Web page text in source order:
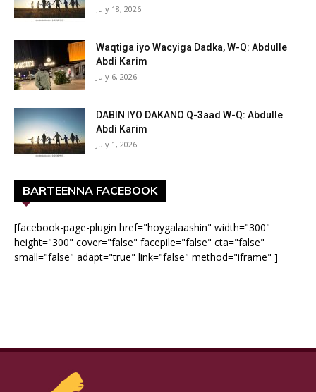
July 18, 2026
Waqtiga iyo Wacyiga Dadka, W-Q: Abdulle
Abdi Karim
July 6, 2026
DABIN IYO DAKANO Q-3aad W-Q: Abdulle
Abdi Karim
July 1, 2026
BARTEENNA FACEBOOK
[facebook-page-plugin href="hoygalaashin" width="300"
height="300" cover="false" facepile="false" cta="false"
small="false" adapt="true" link="false" method="iframe" ]